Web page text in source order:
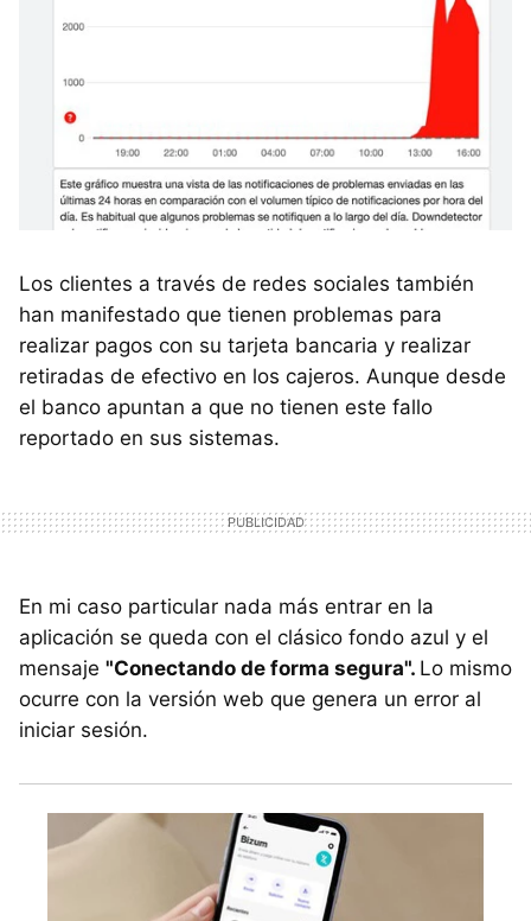
Los clientes a través de redes sociales también
han manifestado que tienen problemas para
realizar pagos con su tarjeta bancaria y realizar
retiradas de efectivo en los cajeros. Aunque desde
el banco apuntan a que no tienen este fallo
reportado en sus sistemas.
En mi caso particular nada más entrar en la
aplicación se queda con el clásico fondo azul y el
mensaje "Conectando de forma segura". Lo mismo
ocurre con la versión web que genera un error al
iniciar sesión.